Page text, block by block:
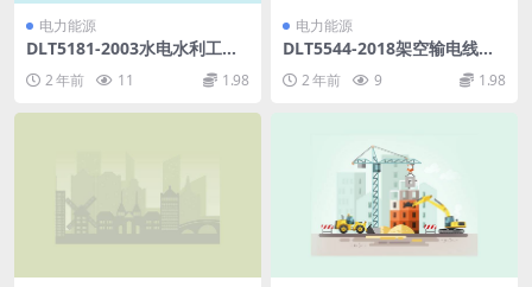
电力能源
DLT5181-2003水电水利工程
2 年前 11 1.98
电力能源
DLT5544-2018架空输电线路
2 年前 9 1.98